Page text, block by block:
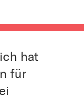
hat
für